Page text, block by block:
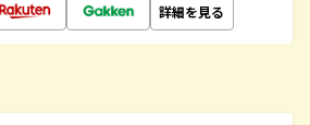
詳細を見る